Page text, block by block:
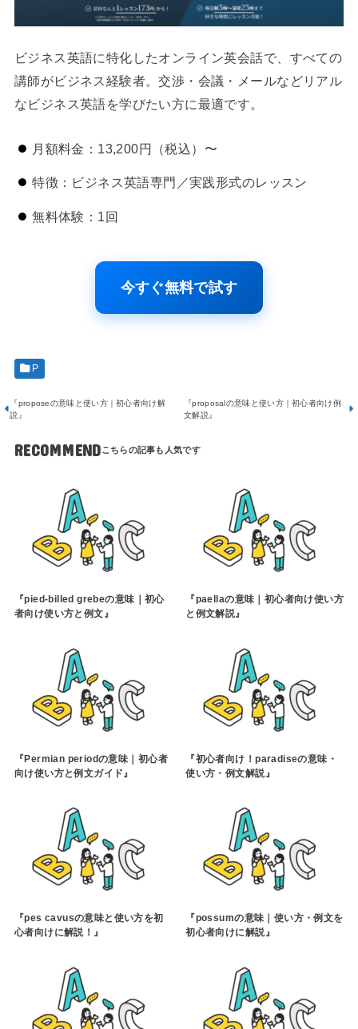
ビジネス英語に特化したオンライン英会話で、すべての
講師がビジネス経験者。交渉・会議・メールなどリアル
なビジネス英語を学びたい方に最適です。
月額料金：13,200円（税込）〜
特徴：ビジネス英語専門／実践形式のレッスン
無料体験：1回
今すぐ無料で試す
P
『proposeの意味と使い方｜初心者向け解
説』
『proposalの意味と使い方｜初心者向け例
文解説』
RECOMMEND
『pied-billed grebeの意味｜初心
者向け使い方と例文』
『paellaの意味｜初心者向け使い方
と例文解説』
『Permian periodの意味｜初心者
向け使い方と例文ガイド』
『初心者向け！paradiseの意味・
使い方・例文解説』
『pes cavusの意味と使い方を初
心者向けに解説！』
『possumの意味｜使い方・例文を
初心者向けに解説』